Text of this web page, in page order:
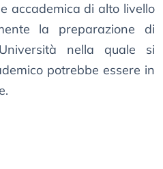
accademica di alto livello
la preparazione di
nella quale si
potrebbe essere in